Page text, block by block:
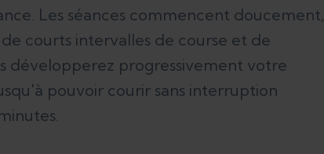
Les séances commencent doucement,
courts intervalles de course et de
développerez progressivement votre
pouvoir courir sans interruption